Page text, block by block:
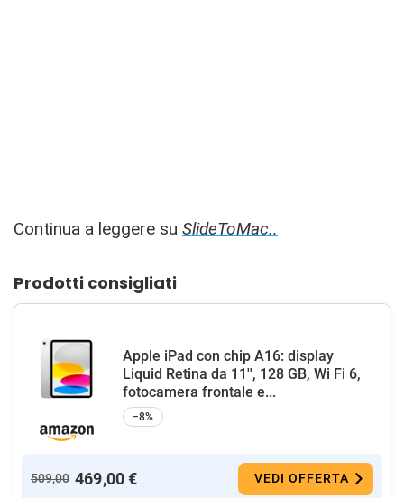
Continua a leggere su SlideToMac..
Prodotti consigliati
Apple iPad con chip A16: display
Liquid Retina da 11'', 128 GB, Wi Fi 6,
fotocamera frontale e...
−8%
509,00 469,00 € VEDI OFFERTA